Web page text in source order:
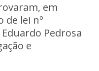
em
lei nº
Pedrosa
e